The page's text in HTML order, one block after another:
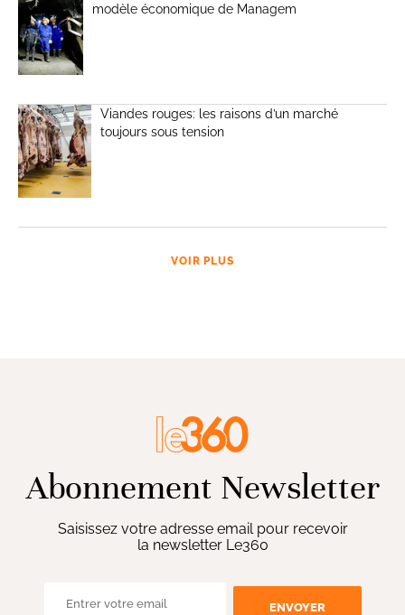
modèle économique de Managem
Viandes rouges: les raisons d’un marché
toujours sous tension
VOIR PLUS
Abonnement Newsletter
Saisissez votre adresse email pour recevoir
la newsletter Le360
ENVOYER